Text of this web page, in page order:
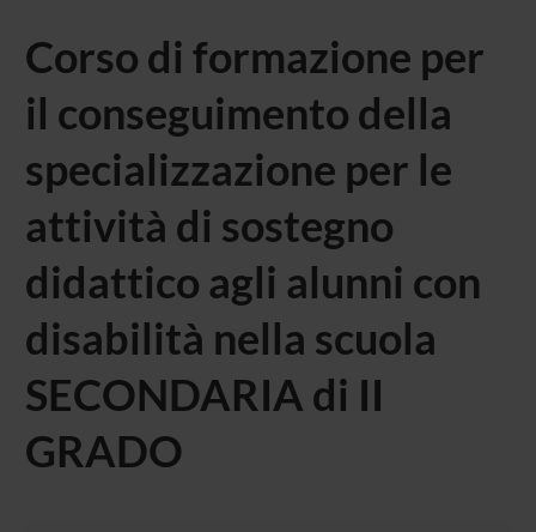
Corso di formazione per
il conseguimento della
specializzazione per le
attività di sostegno
didattico agli alunni con
disabilità nella scuola
SECONDARIA di II
GRADO